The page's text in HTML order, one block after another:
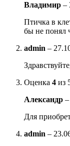
Владимир –
Птичка в
бы не понял
admin –
Оценка 4 из
Александр –
Для
admin –